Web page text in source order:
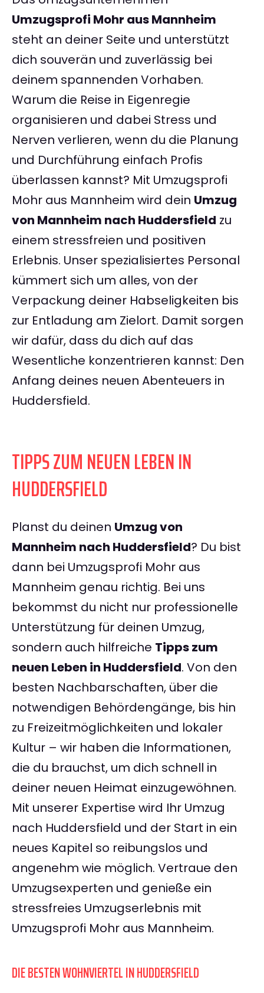
Umzugsprofi Mohr aus Mannheim
steht an deiner Seite und unterstützt
dich souverän und zuverlässig bei
deinem spannenden Vorhaben.
Warum die Reise in Eigenregie
organisieren und dabei Stress und
Nerven verlieren, wenn du die Planung
und Durchführung einfach Profis
überlassen kannst? Mit Umzugsprofi
Mohr aus Mannheim wird dein Umzug
von Mannheim nach Huddersfield zu
einem stressfreien und positiven
Erlebnis. Unser spezialisiertes Personal
kümmert sich um alles, von der
Verpackung deiner Habseligkeiten bis
zur Entladung am Zielort. Damit sorgen
wir dafür, dass du dich auf das
Wesentliche konzentrieren kannst: Den
Anfang deines neuen Abenteuers in
Huddersfield.
TIPPS ZUM NEUEN LEBEN IN
HUDDERSFIELD
Planst du deinen Umzug von
Mannheim nach Huddersfield? Du bist
dann bei Umzugsprofi Mohr aus
Mannheim genau richtig. Bei uns
bekommst du nicht nur professionelle
Unterstützung für deinen Umzug,
sondern auch hilfreiche Tipps zum
neuen Leben in Huddersfield. Von den
besten Nachbarschaften, über die
notwendigen Behördengänge, bis hin
zu Freizeitmöglichkeiten und lokaler
Kultur – wir haben die Informationen,
die du brauchst, um dich schnell in
deiner neuen Heimat einzugewöhnen.
Mit unserer Expertise wird Ihr Umzug
nach Huddersfield und der Start in ein
neues Kapitel so reibungslos und
angenehm wie möglich. Vertraue den
Umzugsexperten und genieße ein
stressfreies Umzugserlebnis mit
Umzugsprofi Mohr aus Mannheim.
DIE BESTEN WOHNVIERTEL IN HUDDERSFIELD